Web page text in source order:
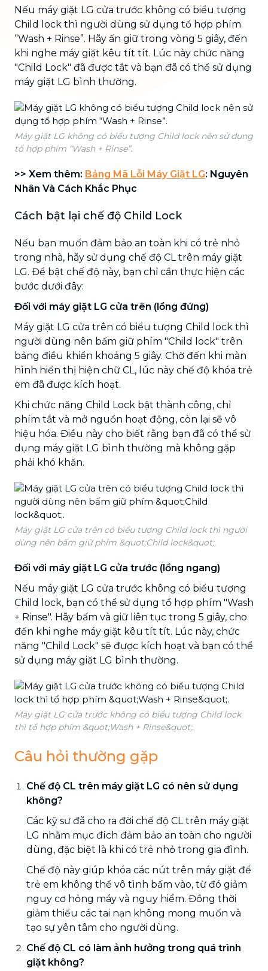
Nếu máy giặt LG cửa trước không có biểu tượng
Child lock thì người dùng sử dụng tổ hợp phím
“Wash + Rinse”. Hãy ấn giữ trong vòng 5 giây, đến
khi nghe máy giặt kêu tít tít. Lúc này chức năng
"Child Lock" đã được tắt và bạn đã có thể sử dụng
máy giặt LG bình thường.
Máy giặt LG không có biểu tượng Child lock nên sử dụng
tổ hợp phím “Wash + Rinse”.
>> Xem thêm: Bảng Mã Lỗi Máy Giặt LG: Nguyên
Nhân Và Cách Khắc Phục
Cách bật lại chế độ Child Lock
Nếu bạn muốn đảm bảo an toàn khi có trẻ nhỏ
trong nhà, hãy sử dụng chế độ CL trên máy giặt
LG. Để bật chế độ này, bạn chỉ cần thực hiện các
bước dưới đây:
Đối với máy giặt LG cửa trên (lồng đứng)
Máy giặt LG cửa trên có biểu tượng Child lock thì
người dùng nên bấm giữ phím "Child lock" trên
bảng điều khiển khoảng 5 giây. Chờ đến khi màn
hình hiển thị hiện chữ CL, lúc này chế độ khóa trẻ
em đã được kích hoạt.
Khi chức năng Child Lock bật thành công, chỉ
phím tắt và mở nguồn hoạt động, còn lại sẽ vô
hiệu hóa. Điều này cho biết rằng bạn đã có thể sử
dụng máy giặt LG bình thường mà không gặp
phải khó khăn.
Máy giặt LG cửa trên có biểu tượng Child lock thì người
dùng nên bấm giữ phím &quot;Child lock&quot;.
Đối với máy giặt LG cửa trước (lồng ngang)
Nếu máy giặt LG cửa trước không có biểu tượng
Child lock, bạn có thể sử dụng tổ hợp phím "Wash
+ Rinse". Hãy bấm và giữ liên tục trong 5 giây, cho
đến khi nghe máy giặt kêu tít tít. Lúc này, chức
năng "Child Lock" sẽ được kích hoạt và bạn có thể
sử dụng máy giặt LG bình thường.
Máy giặt LG cửa trước không có biểu tượng Child lock
thì tổ hợp phím &quot;Wash + Rinse&quot;.
Câu hỏi thường gặp
Chế độ CL trên máy giặt LG có nên sử dụng
không?
Các kỹ sư đã cho ra đời chế độ CL trên máy giặt
LG nhằm mục đích đảm bảo an toàn cho người
dùng, đặc biệt là khi có trẻ nhỏ trong gia đình.
Chế độ này giúp khóa các nút trên máy giặt để
trẻ em không thể vô tình bấm vào, từ đó giảm
nguy cơ hỏng máy và nguy hiểm. Đồng thời
giảm thiểu các tai nạn không mong muốn và
tạo sự yên tâm cho người dùng.
Chế độ CL có làm ảnh hưởng trong quá trình
giặt không?